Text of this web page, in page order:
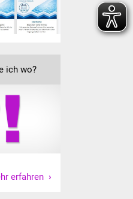
Stadtarchiv
Zehntscheuer
ich wo?
erfahren